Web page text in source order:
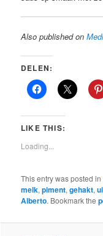
Also published on
DELEN:
LIKE THIS:
Loading...
This entry was posted in
melk,piment,gehakt,ui
Alberto. Bookmark the